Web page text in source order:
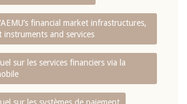
financial market infrastructures,
instruments and services
sur les services financiers via la